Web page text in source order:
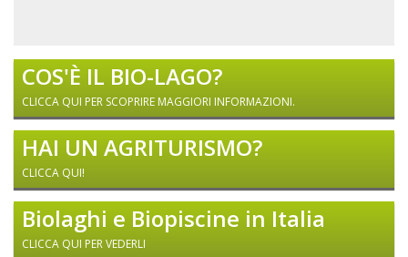
COS'È IL BIO-LAGO?
CLICCA QUI PER SCOPRIRE MAGGIORI INFORMAZIONI.
HAI UN AGRITURISMO?
CLICCA QUI!
Biolaghi e Biopiscine in Italia
CLICCA QUI PER VEDERLI